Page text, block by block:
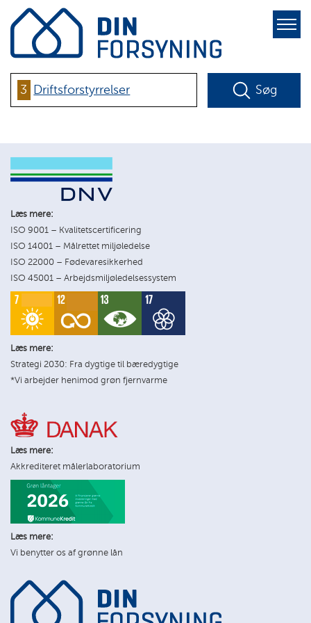
pure-
toggle-
3 Driftsforstyrrelser Søg
Læs mere:
ISO 9001 – Kvalitetscertificering
ISO 14001 – Målrettet miljøledelse
ISO 22000 – Fødevaresikkerhed
ISO 45001 – Arbejdsmiljøledelsessystem
Læs mere:
Strategi 2030: Fra dygtige til bæredygtige
*Vi arbejder henimod grøn fjernvarme
Læs mere:
Akkrediteret målerlaboratorium
Læs mere:
Vi benytter os af grønne lån